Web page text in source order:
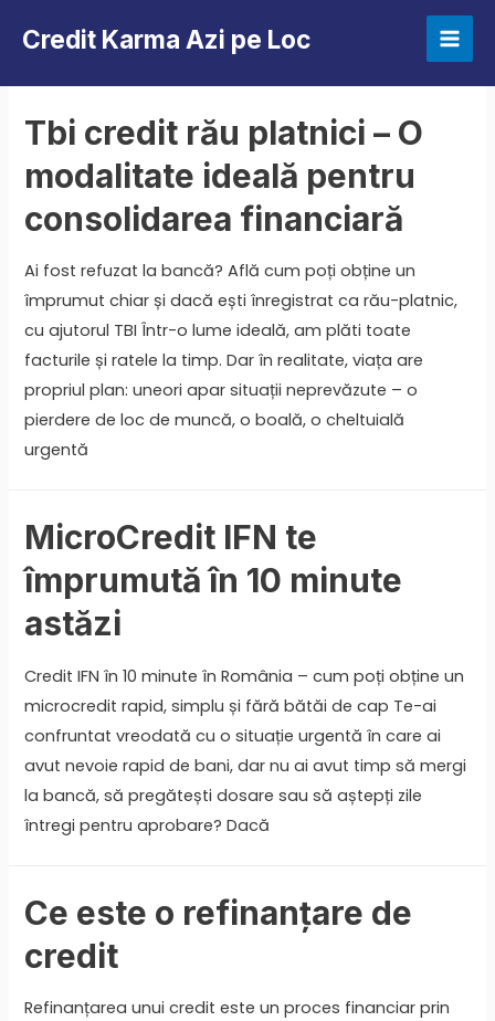
Credit Karma Azi pe Loc
Tbi credit rău platnici – O
modalitate ideală pentru
consolidarea financiară
Ai fost refuzat la bancă? Află cum poți obține un
împrumut chiar și dacă ești înregistrat ca rău-platnic,
cu ajutorul TBI Într-o lume ideală, am plăti toate
facturile și ratele la timp. Dar în realitate, viața are
propriul plan: uneori apar situații neprevăzute – o
pierdere de loc de muncă, o boală, o cheltuială
urgentă
MicroCredit IFN te
împrumută în 10 minute
astăzi
Credit IFN în 10 minute în România – cum poți obține un
microcredit rapid, simplu și fără bătăi de cap Te-ai
confruntat vreodată cu o situație urgentă în care ai
avut nevoie rapid de bani, dar nu ai avut timp să mergi
la bancă, să pregătești dosare sau să aștepți zile
întregi pentru aprobare? Dacă
Ce este o refinanțare de
credit
Refinanțarea unui credit este un proces financiar prin